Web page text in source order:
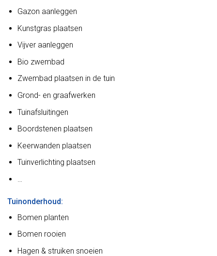
Gazon aanleggen
Kunstgras plaatsen
Vijver aanleggen
Bio zwembad
Zwembad plaatsen in de tuin
Grond- en graafwerken
Tuinafsluitingen
Boordstenen plaatsen
Keerwanden plaatsen
Tuinverlichting plaatsen
…
Tuinonderhoud:
Bomen planten
Bomen rooien
Hagen & struiken snoeien